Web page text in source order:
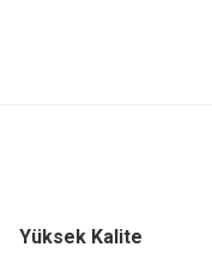
Yüksek Kalite